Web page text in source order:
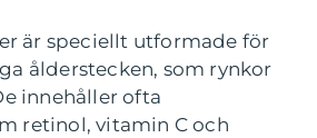
är speciellt utformade för
ålderstecken, som rynkor
innehåller ofta
retinol, vitamin C och